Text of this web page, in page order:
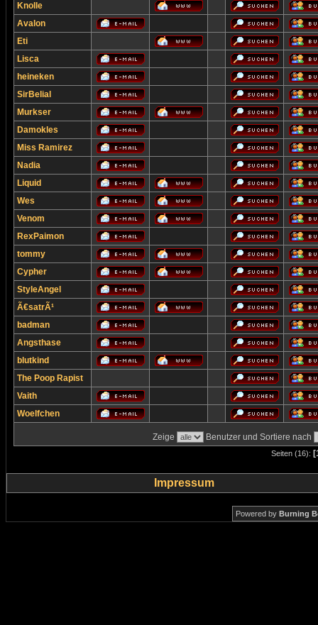
Knolle
Avalon
Eti
Lisca
heineken
SirBelial
Murkser
Damokles
Miss Ramirez
Nadia
Liquid
Wes
Venom
RexPaimon
tommy
Cypher
StyleAngel
Ã€satrÃ¹
badman
Angsthase
blutkind
The Poop Rapist
Vaith
Woelfchen
Zeige Benutzer und Sortiere nach
Seiten (16):
Impressum
Powered by Burning